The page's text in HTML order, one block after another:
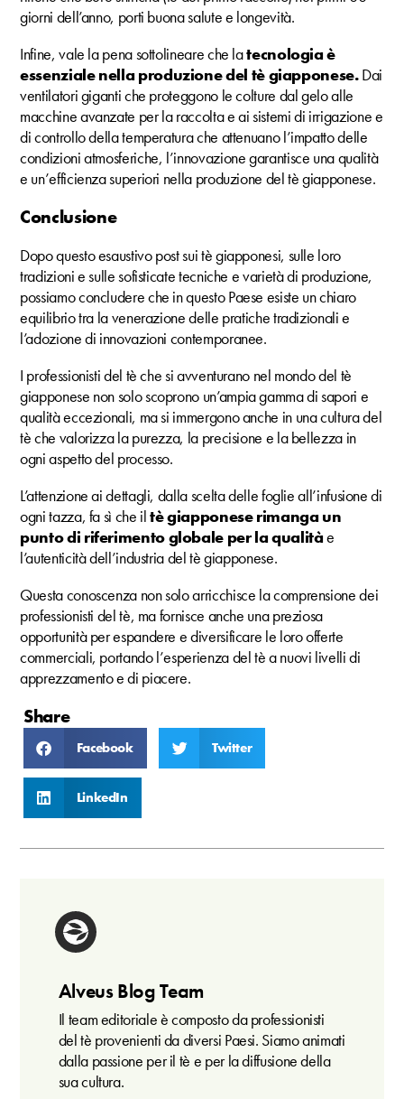
giorni dell’anno, porti buona salute e longevità.
Infine, vale la pena sottolineare che latecnologia è
essenziale nella produzione del tè giapponese.Dai
ventilatori giganti che proteggono le colture dal gelo alle
macchine avanzate per la raccolta e ai sistemi di irrigazione e
di controllo della temperatura che attenuano l’impatto delle
condizioni atmosferiche, l’innovazione garantisce una qualità
e un’efficienza superiori nella produzione del tè giapponese.
Conclusione
Dopo questo esaustivo post sui tè giapponesi, sulle loro
tradizioni e sulle sofisticate tecniche e varietà di produzione,
possiamo concludere che in questo Paese esiste un chiaro
equilibrio tra la venerazione delle pratiche tradizionali e
l’adozione di innovazioni contemporanee.
I professionisti del tè che si avventurano nel mondo del tè
giapponese non solo scoprono un’ampia gamma di sapori e
qualità eccezionali, ma si immergono anche in una cultura del
tè che valorizza la purezza, la precisione e la bellezza in
ogni aspetto del processo.
L’attenzione ai dettagli, dalla scelta delle foglie all’infusione di
ogni tazza, fa sì che iltè giapponese rimanga un
punto di riferimento globale per la qualitàe
l’autenticità dell’industria del tè giapponese.
Questa conoscenza non solo arricchisce la comprensione dei
professionisti del tè, ma fornisce anche una preziosa
opportunità per espandere e diversificare le loro offerte
commerciali, portando l’esperienza del tè a nuovi livelli di
apprezzamento e di piacere.
Share
Facebook Twitter
LinkedIn
Alveus Blog Team
Il team editoriale è composto da professionisti
del tè provenienti da diversi Paesi. Siamo animati
dalla passione per il tè e per la diffusione della
sua cultura.